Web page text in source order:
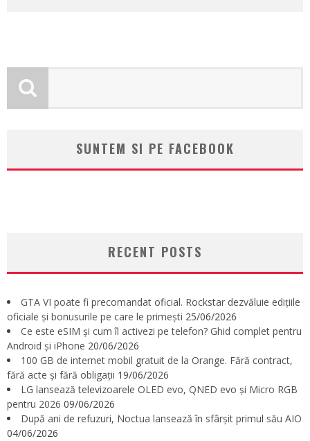
SUNTEM SI PE FACEBOOK
RECENT POSTS
GTA VI poate fi precomandat oficial. Rockstar dezvăluie edițiile
oficiale și bonusurile pe care le primești 25/06/2026
Ce este eSIM și cum îl activezi pe telefon? Ghid complet pentru
Android și iPhone 20/06/2026
100 GB de internet mobil gratuit de la Orange. Fără contract,
fără acte și fără obligații 19/06/2026
LG lansează televizoarele OLED evo, QNED evo și Micro RGB
pentru 2026 09/06/2026
După ani de refuzuri, Noctua lansează în sfârșit primul său AIO
04/06/2026